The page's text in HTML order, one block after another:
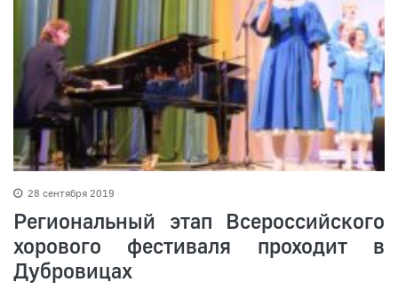
28 сентября 2019
Региональный этап Всероссийского
хорового фестиваля проходит в
Дубровицах